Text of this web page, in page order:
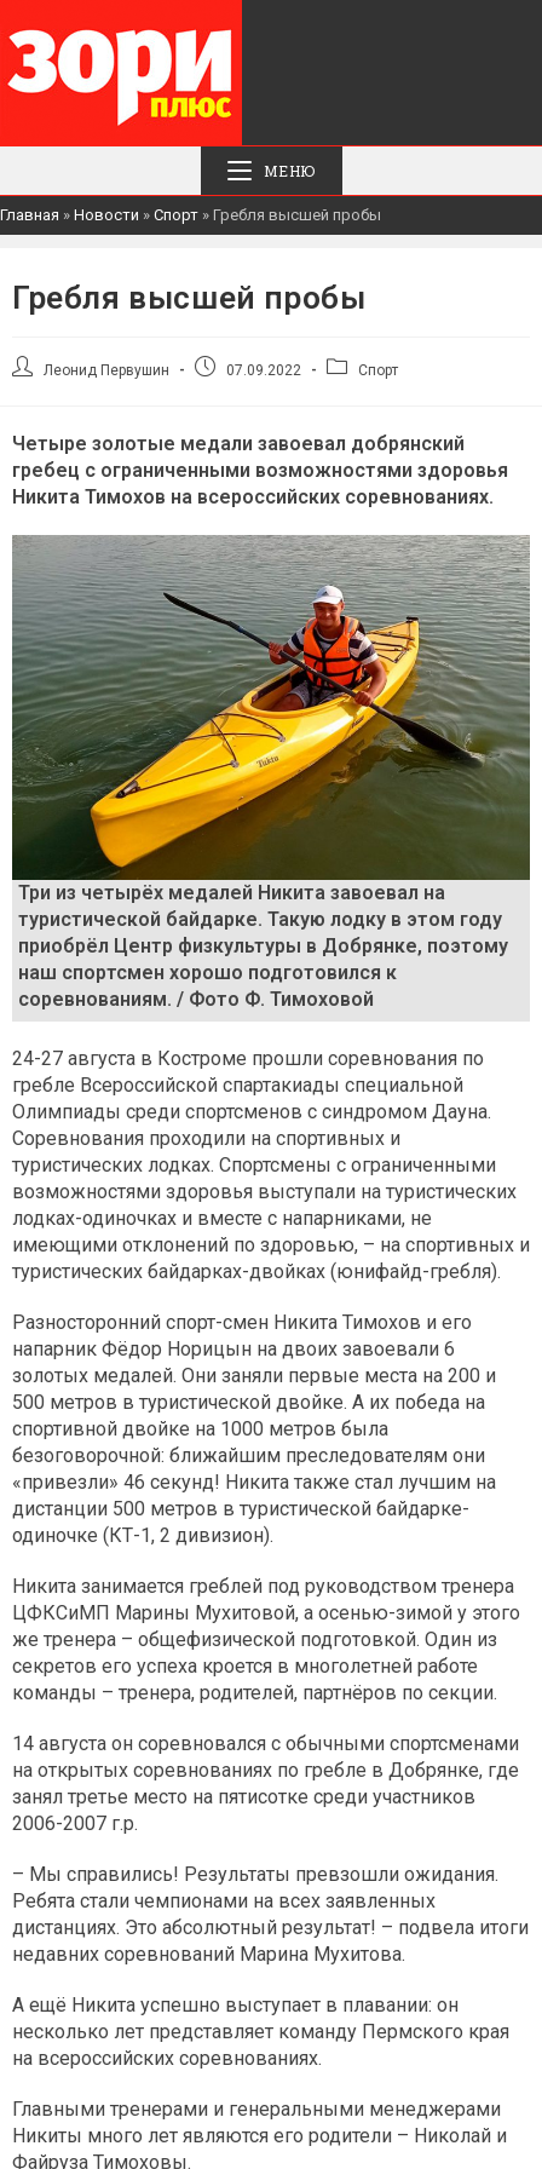
МЕНЮ
Главная » Новости » Спорт » Гребля высшей пробы
Гребля высшей пробы
АвторЛеонид Первушин
Запись07.09.2022
Рубрика
Спорт
Четыре золотые медали завоевал добрянский
гребец с ограниченными возможностями здоровья
Никита Тимохов на всероссийских соревнованиях.
Три из четырёх медалей Никита завоевал на
туристической байдарке. Такую лодку в этом году
приобрёл Центр физкультуры в Добрянке, поэтому
наш спортсмен хорошо подготовился к
соревнованиям. / Фото Ф. Тимоховой
24-27 августа в Костроме прошли соревнования по
гребле Всероссийской спартакиады специальной
Олимпиады среди спортсменов с синдромом Дауна.
Соревнования проходили на спортивных и
туристических лодках. Спортсмены с ограниченными
возможностями здоровья выступали на туристических
лодках-одиночках и вместе с напарниками, не
имеющими отклонений по здоровью, – на спортивных и
туристических байдарках-двойках (юнифайд-гребля).
Разносторонний спорт-смен Никита Тимохов и его
напарник Фёдор Норицын на двоих завоевали 6
золотых медалей. Они заняли первые места на 200 и
500 метров в туристической двойке. А их победа на
спортивной двойке на 1000 метров была
безоговорочной: ближайшим преследователям они
«привезли» 46 секунд! Никита также стал лучшим на
дистанции 500 метров в туристической байдарке-
одиночке (КТ-1, 2 дивизион).
Никита занимается греблей под руководством тренера
ЦФКСиМП Марины Мухитовой, а осенью-зимой у этого
же тренера – общефизической подготовкой. Один из
секретов его успеха кроется в многолетней работе
команды – тренера, родителей, партнёров по секции.
14 августа он соревновался с обычными спортсменами
на открытых соревнованиях по гребле в Добрянке, где
занял третье место на пятисотке среди участников
2006-2007 г.р.
– Мы справились! Результаты превзошли ожидания.
Ребята стали чемпионами на всех заявленных
дистанциях. Это абсолютный результат! – подвела итоги
недавних соревнований Марина Мухитова.
А ещё Никита успешно выступает в плавании: он
несколько лет представляет команду Пермского края
на всероссийских соревнованиях.
Главными тренерами и генеральными менеджерами
Никиты много лет являются его родители – Николай и
Файруза Тимоховы.